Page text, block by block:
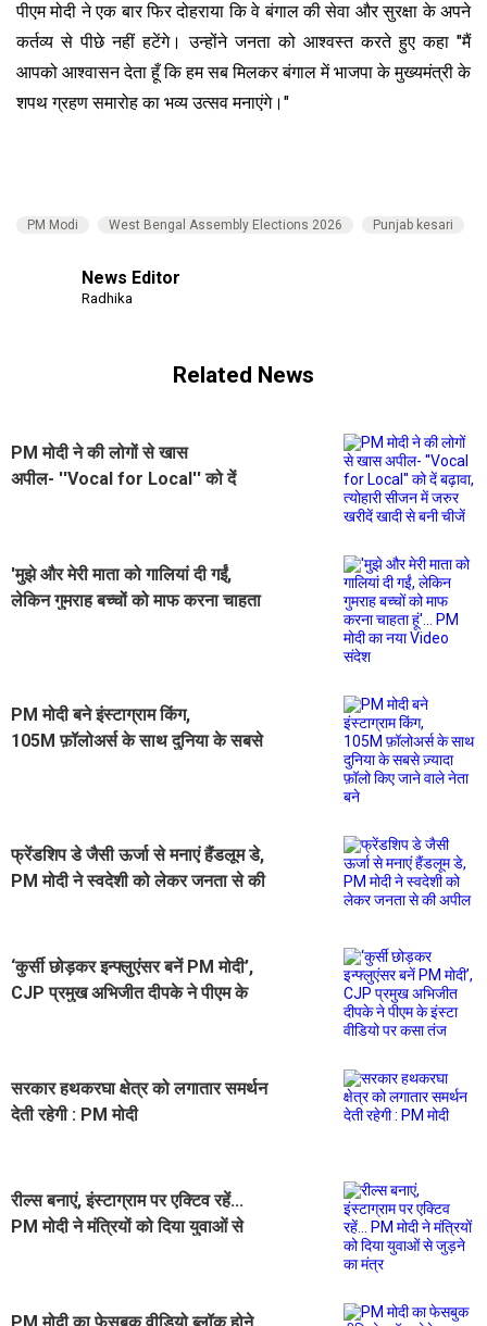
पीएम मोदी ने एक बार फिर दोहराया कि वे बंगाल की सेवा और सुरक्षा के अपने
कर्तव्य से पीछे नहीं हटेंगे। उन्होंने जनता को आश्वस्त करते हुए कहा "मैं
आपको आश्वासन देता हूँ कि हम सब मिलकर बंगाल में भाजपा के मुख्यमंत्री के
शपथ ग्रहण समारोह का भव्य उत्सव मनाएंगे।"
PM Modi West Bengal Assembly Elections 2026 Punjab kesari
News Editor
Radhika
Related News
PM मोदी ने की लोगों से खास
अपील- ''Vocal for Local'' को दें
'मुझे और मेरी माता को गालियां दी गईं,
लेकिन गुमराह बच्चों को माफ करना चाहता
PM मोदी बने इंस्टाग्राम किंग,
105M फ़ॉलोअर्स के साथ दुनिया के सबसे
फ्रेंडशिप डे जैसी ऊर्जा से मनाएं हैंडलूम डे,
PM मोदी ने स्वदेशी को लेकर जनता से की
‘कुर्सी छोड़कर इन्फ्लुएंसर बनें PM मोदी’,
CJP प्रमुख अभिजीत दीपके ने पीएम के
सरकार हथकरघा क्षेत्र को लगातार समर्थन
देती रहेगी : PM मोदी
रील्स बनाएं, इंस्टाग्राम पर एक्टिव रहें...
PM मोदी ने मंत्रियों को दिया युवाओं से